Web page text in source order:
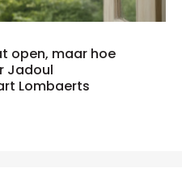
open, maar hoe
Jadoul
Lombaerts